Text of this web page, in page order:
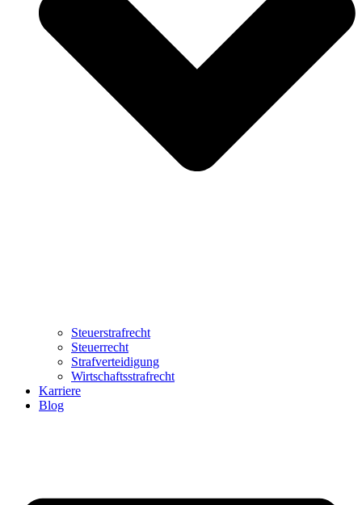
Steuerstrafrecht
Steuerrecht
Strafverteidigung
Wirtschaftsstrafrecht
Karriere
Blog